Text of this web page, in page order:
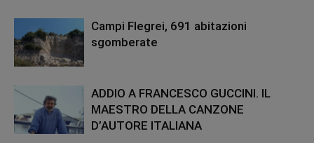
Campi Flegrei, 691 abitazioni
sgomberate
ADDIO A FRANCESCO GUCCINI. IL
MAESTRO DELLA CANZONE
D’AUTORE ITALIANA